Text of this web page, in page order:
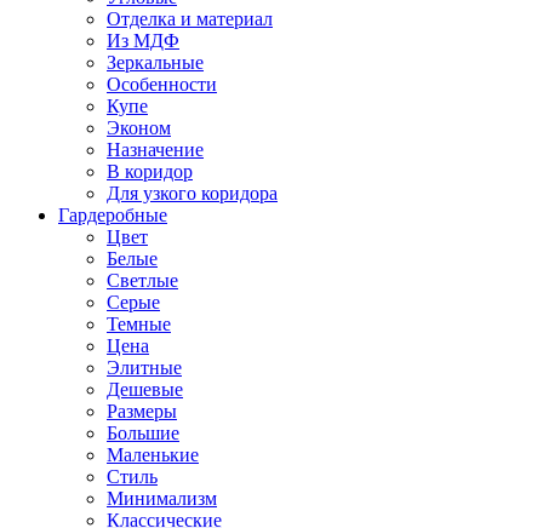
Отделка и материал
Из МДФ
Зеркальные
Особенности
Купе
Эконом
Назначение
В коридор
Для узкого коридора
Гардеробные
Цвет
Белые
Светлые
Серые
Темные
Цена
Элитные
Дешевые
Размеры
Большие
Маленькие
Стиль
Минимализм
Классические